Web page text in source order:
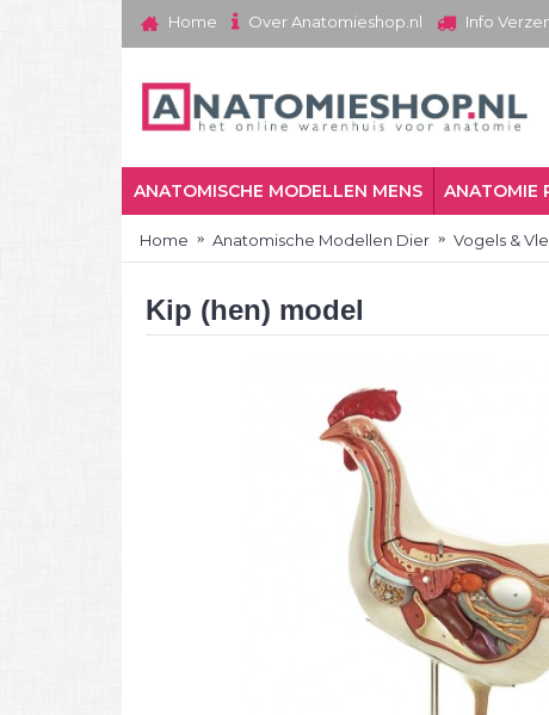
Home Over Anatomieshop.nl Info
ANATOMISCHE MODELLEN MENS ANATOMIE
Home Anatomische Modellen Dier Vogels &
Kip (hen) model